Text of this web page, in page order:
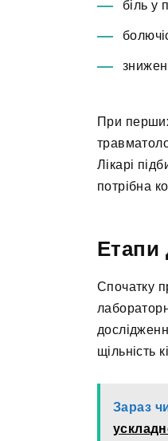
біль у
При
Лікарі
потрібна
Етапи
Спочатку
щільність
Зараз